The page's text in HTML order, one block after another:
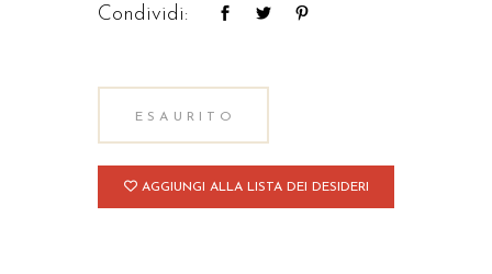
Condividi:
ESAURITO
AGGIUNGI ALLA LISTA DEI DESIDERI